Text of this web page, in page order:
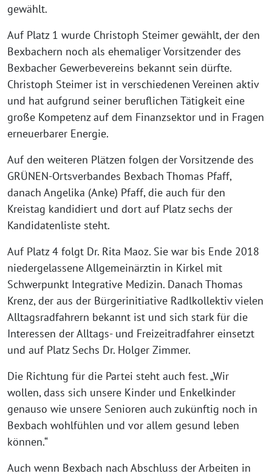
gewählt.
Auf Platz 1 wurde Christoph Steimer gewählt, der den
Bexbachern noch als ehemaliger Vorsitzender des
Bexbacher Gewerbevereins bekannt sein dürfte.
Christoph Steimer ist in verschiedenen Vereinen aktiv
und hat aufgrund seiner beruflichen Tätigkeit eine
große Kompetenz auf dem Finanzsektor und in Fragen
erneuerbarer Energie.
Auf den weiteren Plätzen folgen der Vorsitzende des
GRÜNEN-Ortsverbandes Bexbach Thomas Pfaff,
danach Angelika (Anke) Pfaff, die auch für den
Kreistag kandidiert und dort auf Platz sechs der
Kandidatenliste steht.
Auf Platz 4 folgt Dr. Rita Maoz. Sie war bis Ende 2018
niedergelassene Allgemeinärztin in Kirkel mit
Schwerpunkt Integrative Medizin. Danach Thomas
Krenz, der aus der Bürgerinitiative Radlkollektiv vielen
Alltagsradfahrern bekannt ist und sich stark für die
Interessen der Alltags- und Freizeitradfahrer einsetzt
und auf Platz Sechs Dr. Holger Zimmer.
Die Richtung für die Partei steht auch fest. „Wir
wollen, dass sich unsere Kinder und Enkelkinder
genauso wie unsere Senioren auch zukünftig noch in
Bexbach wohlfühlen und vor allem gesund leben
können.“
Auch wenn Bexbach nach Abschluss der Arbeiten in